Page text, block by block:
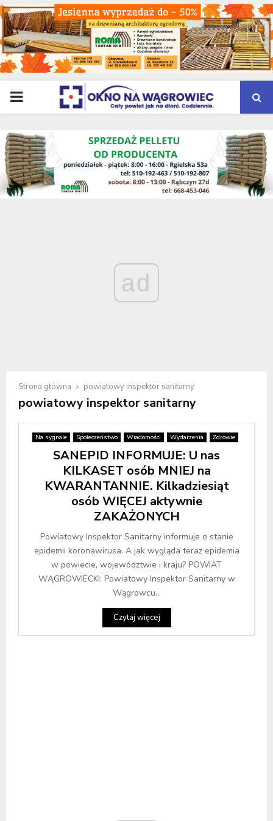
PRIMARY
MENU
ad
Strona główna powiatowy inspektor sanitarny
powiatowy inspektor sanitarny
Na sygnale Społeczeństwo Wiadomości Wydarzenia Zdrowie
SANEPID INFORMUJE: U nas
KILKASET osób MNIEJ na
KWARANTANNIE. Kilkadziesiąt
osób WIĘCEJ aktywnie
ZAKAŻONYCH
Powiatowy Inspektor Sanitarny informuje o stanie
epidemii koronawirusa. A jak wygląda teraz epidemia
w powiecie, województwie i kraju? POWIAT
WĄGROWIECKI: Powiatowy Inspektor Sanitarny w
Wągrowcu...
Czytaj więcej